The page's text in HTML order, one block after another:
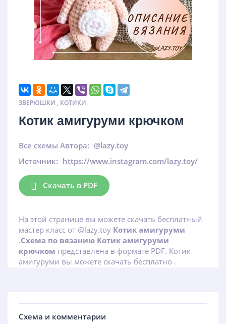
ЗВЕРЮШКИ , КОТИКИ
Котик амигуруми крючком
Все схемы Автора: @lazy.toy
Источник: https://www.instagram.com/lazy.toy/
Скачать в PDF
На этой странице вы можете скачать бесплатный
мастер класс от @lazy.toy Котик амигуруми
.Схема по вязанию Котик амигуруми
крючком представлена в формате PDF. Котик
амигуруми вы можете скачать бесплатно .
Схема и комментарии